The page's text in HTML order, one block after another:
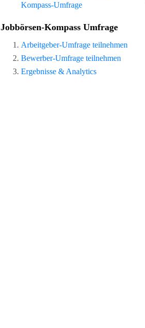
Kompass-Umfrage
Jobbörsen-Kompass Umfrage
Arbeitgeber-Umfrage teilnehmen
Bewerber-Umfrage teilnehmen
Ergebnisse & Analytics